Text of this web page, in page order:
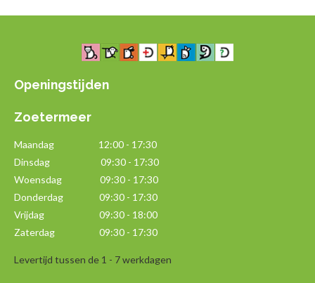
Openingstijden
Zoetermeer
Maandag 12:00 - 17:30
Dinsdag 09:30 - 17:30
Woensdag 09:30 - 17:30
Donderdag 09:30 - 17:30
Vrijdag 09:30 - 18:00
Zaterdag 09:30 - 17:30
Levertijd tussen de 1 - 7 werkdagen